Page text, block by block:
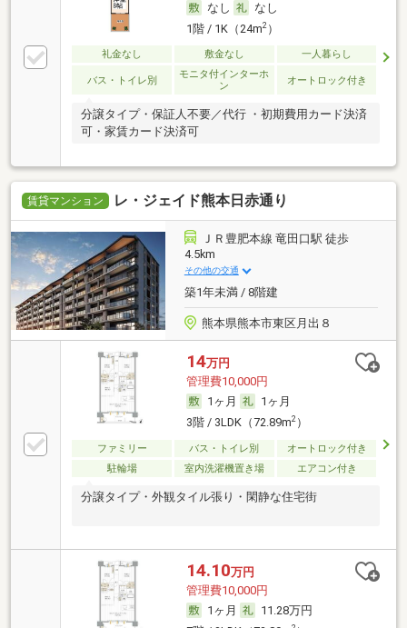
なし
なし
1階 / 1K（24m2）
礼金なし 敷金なし 一人暮らし
バス・トイレ別
モニタ付インターホ
ン
オートロック付き
分譲タイプ・保証人不要／代行 ・初期費用カード決済
可・家賃カード決済可
賃貸マンション レ・ジェイド熊本日赤通り
ＪＲ豊肥本線 竜田口駅 徒歩
4.5km
その他の交通
築1年未満 / 8階建
熊本県熊本市東区月出８
14万円
管理費10,000円
1ヶ月
1ヶ月
3階 / 3LDK（72.89m2）
ファミリー バス・トイレ別
オートロック付き
駐輪場
室内洗濯機置き場 エアコン付き
分譲タイプ・外観タイル張り・閑静な住宅街
14.10万円
管理費10,000円
1ヶ月
11.28万円